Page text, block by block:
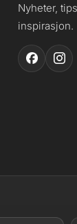
Nyheter,
inspirasjon.